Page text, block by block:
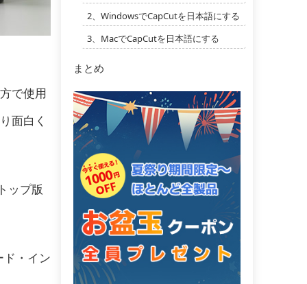
で使用
面白く
ップ版
・イン
2、WindowsでCapCutを日本語にする
3、MacでCapCutを日本語にする
まとめ